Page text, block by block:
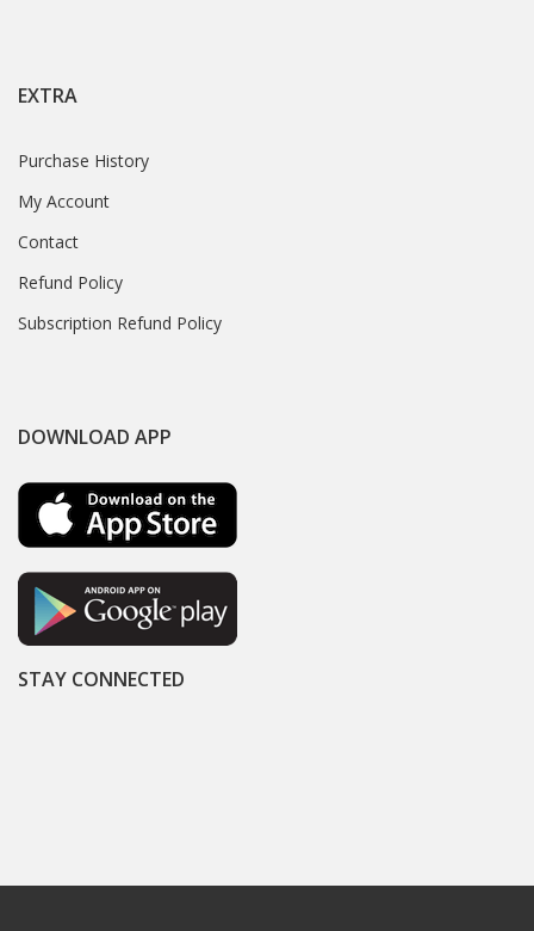
EXTRA
Purchase History
My Account
Contact
Refund Policy
Subscription Refund Policy
DOWNLOAD APP
STAY CONNECTED